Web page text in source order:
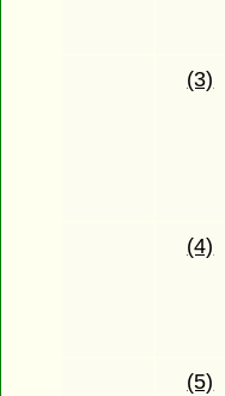
(3)
(4)
(5)